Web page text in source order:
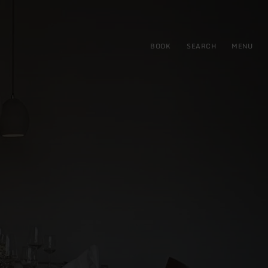
BOOK SEARCH MENU